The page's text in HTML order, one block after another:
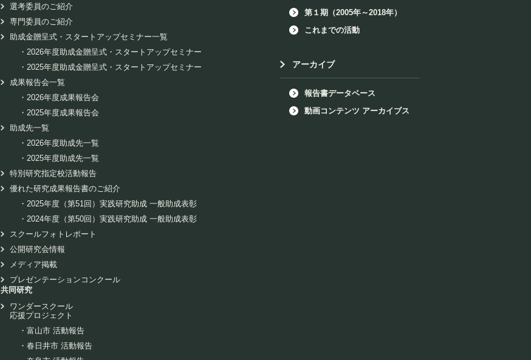
選考委員のご紹介
専門委員のご紹介
助成金贈呈式・スタートアップセミナー一覧
・ 2026年度助成金贈呈式・スタートアップセミナー
・ 2025年度助成金贈呈式・スタートアップセミナー
成果報告会一覧
・ 2026年度成果報告会
・ 2025年度成果報告会
助成先一覧
・ 2026年度助成先一覧
・ 2025年度助成先一覧
特別研究指定校活動報告
優れた研究成果報告書のご紹介
・ 2025年度（第51回）実践研究助成 一般助成表彰
・ 2024年度（第50回）実践研究助成 一般助成表彰
スクールフォトレポート
公開研究会情報
メディア掲載
プレゼンテーションコンクール
共同研究
ワンダースクール
応援プロジェクト
・ 富山市 活動報告
・ 春日井市 活動報告
第１期（2005年～2018年）
これまでの活動
アーカイブ
報告書データベース
動画コンテンツ アーカイブス